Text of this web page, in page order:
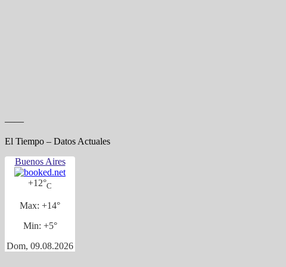
——
El Tiempo – Datos Actuales
Buenos Aires
+12°C
Max: +14°
Min: +5°
Dom, 09.08.2026